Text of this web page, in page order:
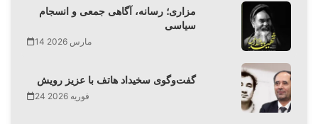
مزاری؛ رسانه، آگاهی جمعی و انسجام
سیاسی
14 مارس 2026
گفت‌وگوی سخیداد هاتف با عزیز رویش
24 فوریه 2026